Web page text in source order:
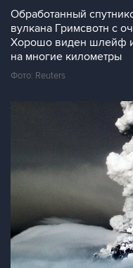
Обработанный
вулкана Гримсвотн с
Хорошо виден шлейф
на многие километры
Фото: Reuters